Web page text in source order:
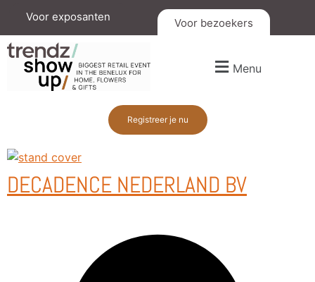
Voor exposanten Voor bezoekers
Menu
Registreer je nu
DECADENCE NEDERLAND BV